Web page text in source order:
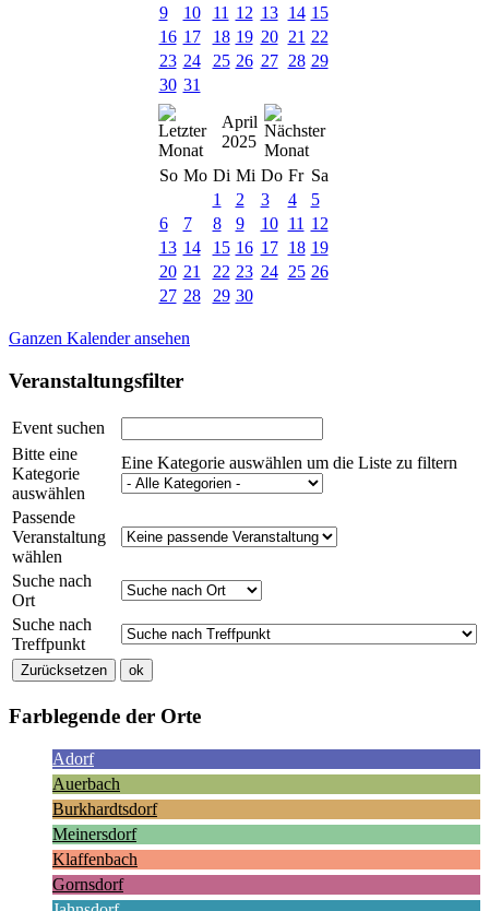
9
10 11 12 13 14 15
16 17 18 19 20 21 22
23 24 25 26 27 28 29
30 31
April
2025
So Mo Di Mi Do Fr Sa
1
2 3 4
5
6
7 8 9 10 11 12
13 14 15 16 17 18 19
20 21 22 23 24 25 26
27 28 29 30
Ganzen Kalender ansehen
Veranstaltungsfilter
Event suchen
Bitte eine
Kategorie
auswählen
Eine Kategorie auswählen um die Liste zu filtern
Passende
Veranstaltung
wählen
Suche nach
Ort
Suche nach
Treffpunkt
Farblegende der Orte
Adorf
Auerbach
Burkhardtsdorf
Meinersdorf
Klaffenbach
Gornsdorf